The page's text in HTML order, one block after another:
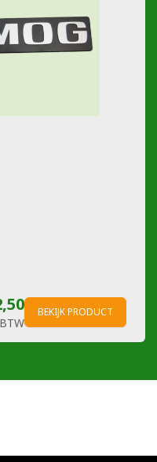
BEKIJK PRODUCT